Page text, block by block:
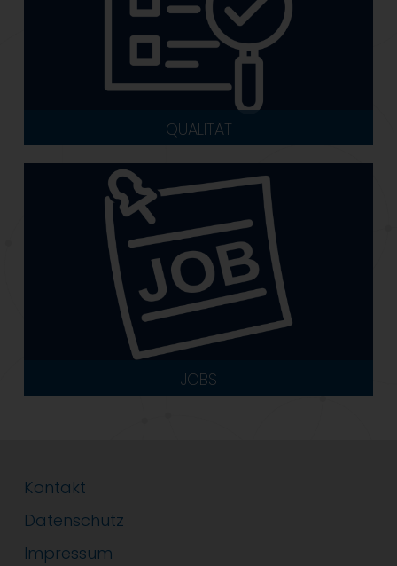
QUALITÄT
JOBS
Kontakt
Datenschutz
Impressum